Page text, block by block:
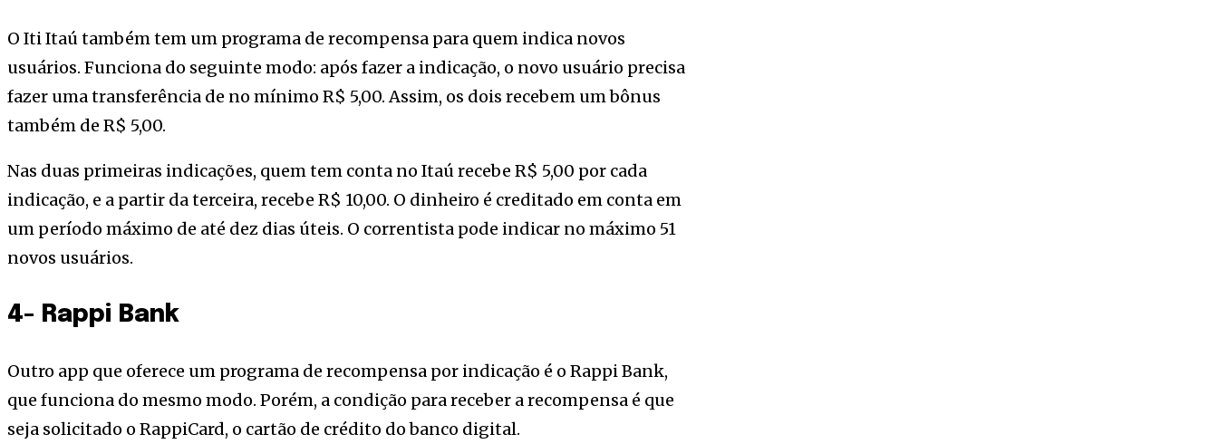
O Iti Itaú também tem um programa de recompensa para quem indica novos
usuários. Funciona do seguinte modo: após fazer a indicação, o novo usuário precisa
fazer uma transferência de no mínimo R$ 5,00. Assim, os dois recebem um bônus
também de R$ 5,00.
Nas duas primeiras indicações, quem tem conta no Itaú recebe R$ 5,00 por cada
indicação, e a partir da terceira, recebe R$ 10,00. O dinheiro é creditado em conta em
um período máximo de até dez dias úteis. O correntista pode indicar no máximo 51
novos usuários.
4- Rappi Bank
Outro app que oferece um programa de recompensa por indicação é o Rappi Bank,
que funciona do mesmo modo. Porém, a condição para receber a recompensa é que
seja solicitado o RappiCard, o cartão de crédito do banco digital.